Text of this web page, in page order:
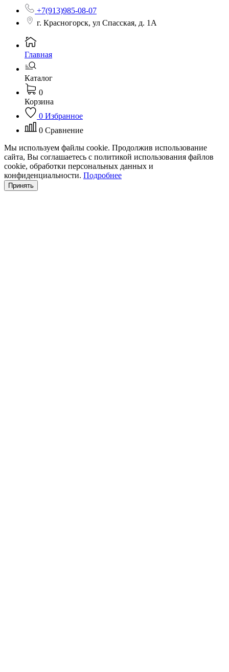
+7(913)985-08-07
г. Красногорск, ул Спасская, д. 1А
Главная
Каталог
0
Корзина
0 Избранное
0 Сравнение
Мы используем файлы cookie. Продолжив использование
сайта, Вы соглашаетесь с политикой использования файлов
cookie, обработки персональных данных и
конфиденциальности. Подробнее
Принять